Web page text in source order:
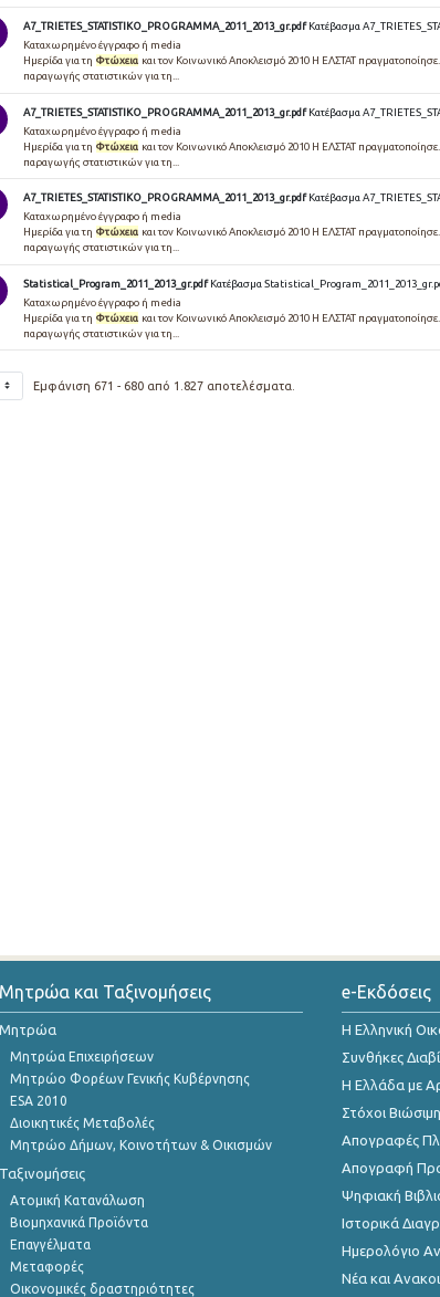
A7_TRIETES_STATISTIKO_PROGRAMMA_2011_2013_gr.pdf Κατέβασμα
Καταχωρημένο έγγραφο ή media
Ημερίδα για τη Φτώχεια και τον Κοινωνικό Αποκλεισμό 2010 Η ΕΛΣΤΑΤ
παραγωγής στατιστικών για τη...
A7_TRIETES_STATISTIKO_PROGRAMMA_2011_2013_gr.pdf Κατέβασμα
Καταχωρημένο έγγραφο ή media
Ημερίδα για τη Φτώχεια και τον Κοινωνικό Αποκλεισμό 2010 Η ΕΛΣΤΑΤ
παραγωγής στατιστικών για τη...
A7_TRIETES_STATISTIKO_PROGRAMMA_2011_2013_gr.pdf Κατέβασμα
Καταχωρημένο έγγραφο ή media
Ημερίδα για τη Φτώχεια και τον Κοινωνικό Αποκλεισμό 2010 Η ΕΛΣΤΑΤ
παραγωγής στατιστικών για τη...
Statistical_Program_2011_2013_gr.pdf Κατέβασμα
Καταχωρημένο έγγραφο ή media
Ημερίδα για τη Φτώχεια και τον Κοινωνικό Αποκλεισμό 2010 Η ΕΛΣΤΑΤ
παραγωγής στατιστικών για τη...
Εμφάνιση 671 - 680 από 1.827 αποτελέσματα.
Μητρώα και Ταξινομήσεις
Μητρώα
Μητρώα Επιχειρήσεων
Μητρώο Φορέων Γενικής Κυβέρνησης
ESA 2010
Διοικητικές Μεταβολές
Μητρώο Δήμων, Κοινοτήτων & Οικισμών
Ταξινομήσεις
Ατομική Κατανάλωση
Βιομηχανικά Προϊόντα
Επαγγέλματα
Μεταφορές
Οικονομικές δραστηριότητες
e-Εκδόσεις
Η Ελληνική
Συνθήκες
Η Ελλάδα με
Στόχοι
Απογραφές
Απογραφή
Ψηφιακή
Ιστορικά
Ημερολόγιο
Νέα και